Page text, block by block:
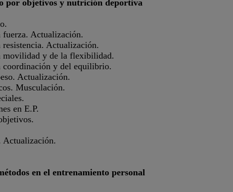
por objetivos y nutrición deportiva
Actualización.
Actualización.
movilidad y de la flexibilidad.
coordinación y del equilibrio.
Actualización.
Musculación.
en E.P.
Actualización.
en el entrenamiento personal